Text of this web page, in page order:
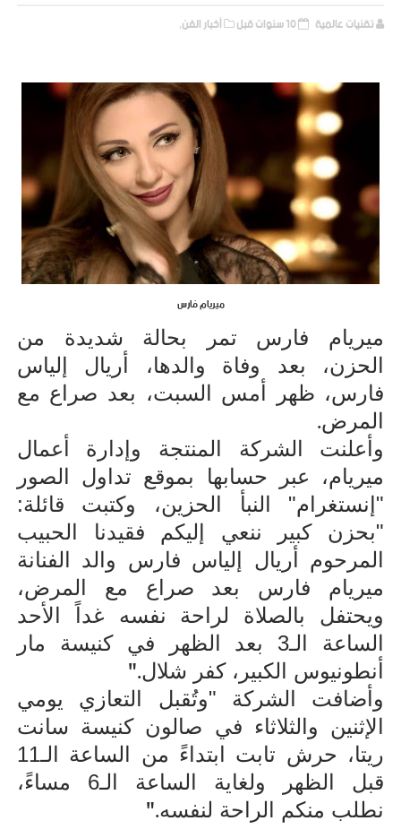
تقنيات عالمية 10 سنوات قبل أخبار الفن,
ميريام فارس
ميريام فارس تمر بحالة شديدة من
الحزن، بعد وفاة والدها، أريال إلياس
فارس، ظهر أمس السبت، بعد صراع مع
المرض.
وأعلنت الشركة المنتجة وإدارة أعمال
ميريام، عبر حسابها بموقع تداول الصور
"إنستغرام" النبأ الحزين، وكتبت قائلة:
"بحزن كبير ننعي إليكم فقيدنا الحبيب
المرحوم أريال إلياس فارس والد الفنانة
ميريام فارس بعد صراع مع المرض،
ويحتفل بالصلاة لراحة نفسه غداً الأحد
الساعة الـ3 بعد الظهر في كنيسة مار
أنطونيوس الكبير، كفر شلال".
وأضافت الشركة "وتُقبل التعازي يومي
الإثنين والثلاثاء في صالون كنيسة سانت
ريتا، حرش تابت ابتداءً من الساعة الـ11
قبل الظهر ولغاية الساعة الـ6 مساءً،
نطلب منكم الراحة لنفسه".